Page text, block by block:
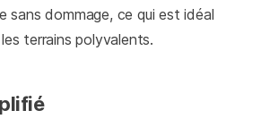
sans dommage, ce qui est idéal
terrains polyvalents.